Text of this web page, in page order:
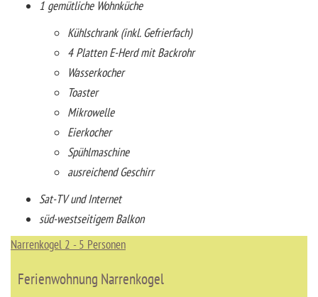
1 gemütliche Wohnküche
Kühlschrank (inkl. Gefrierfach)
4 Platten E-Herd mit Backrohr
Wasserkocher
Toaster
Mikrowelle
Eierkocher
Spühlmaschine
ausreichend Geschirr
Sat-TV und Internet
süd-westseitigem Balkon
Narrenkogel 2 - 5 Personen
Ferienwohnung Narrenkogel